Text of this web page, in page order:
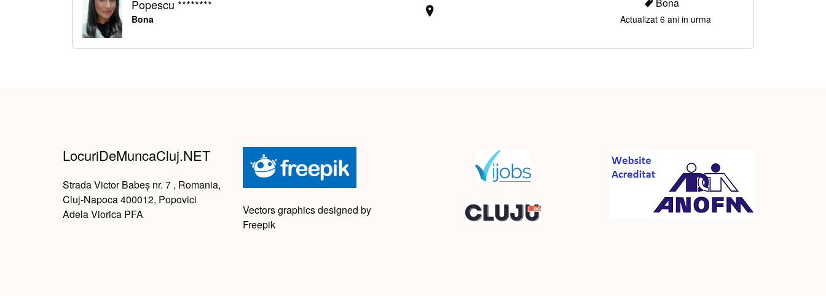
Popescu ********
Bona Actualizat 6 ani in urma
LocuriDeMuncaCluj.NET
Strada Victor Babeș nr. 7 , Romania,
Cluj-Napoca 400012, Popovici
Adela Viorica PFA
Vectors graphics designed by
Freepik